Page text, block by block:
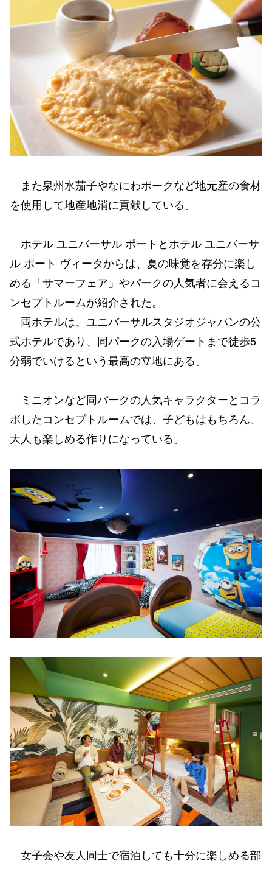
また泉州水茄子やなにわポークなど地元産の食材
を使用して地産地消に貢献している。
ホテル ユニバーサル ポートとホテル ユニバーサ
ル ポート ヴィータからは、夏の味覚を存分に楽し
める「サマーフェア」やパークの人気者に会えるコ
ンセプトルームが紹介された。
両ホテルは、ユニバーサルスタジオジャパンの公
式ホテルであり、同パークの入場ゲートまで徒歩5
分弱でいけるという最高の立地にある。
ミニオンなど同パークの人気キャラクターとコラ
ボしたコンセプトルームでは、子どもはもちろん、
大人も楽しめる作りになっている。
女子会や友人同士で宿泊しても十分に楽しめる部